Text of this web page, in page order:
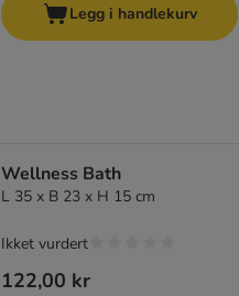
Legg i handlekurv
Wellness Bath
L 35 x B 23 x H 15 cm
122,00 kr
Ikket vurdert